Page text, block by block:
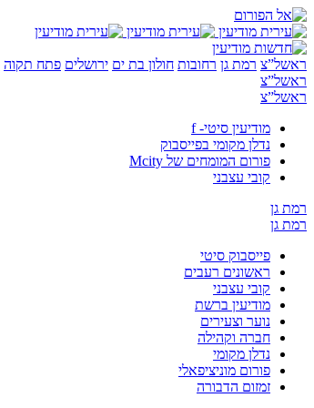
ראשל”צ רמת גן רחובות חולון בת ים ירושלים פתח תקוה
ראשל”צ
ראשל”צ
מודיעין סיטי- f
נדלן מקומי בפייסבוק
פורום המומחים של Mcity
קובי עצבני
רמת גן
רמת גן
פייסבוק סיטי
ראשונים רעבים
קובי עצבני
מודיעין ברשת
נוער וצעירים
חברה וקהילה
נדלן מקומי
פורום מוניציפאלי
זמזום הדבורה